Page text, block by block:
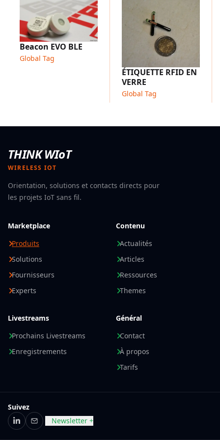
Disponibles en plusieurs tailles et formats
Installation facile et rapide sur les actifs métalliques
Structure flexible et légère
Adapté aux environnements intérieurs et extérieurs
Applications typiques
Gestion des équipements informatiques (serveurs,
ordinateurs portables, matériel)
Logistique et gestion d'entrepôt
Processus de fabrication et de production
Beacon EVO BLE
Global Tag
ÉTIQUETTE RFID EN
VERRE
Global Tag
THINK WIoT
WIRELESS IOT
Orientation, solutions et contacts directs pour
les projets IoT sans fil.
Marketplace
Produits
Solutions
Fournisseurs
Experts
Contenu
Actualités
Articles
Ressources
Themes
Livestreams
Prochains Livestreams
Enregistrements
Général
Contact
À propos
Tarifs
Suivez
LinkedIn
E-mailNewsletter +